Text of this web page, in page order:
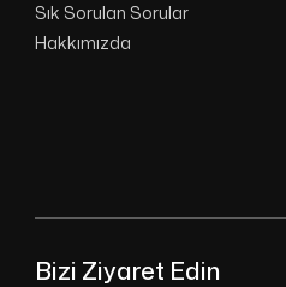
Bizi Ziyaret Edin
Sık Sorulan Sorular
Hakkımızda